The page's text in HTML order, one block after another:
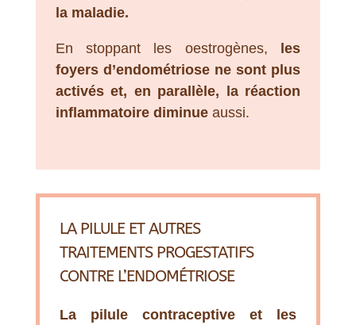
la maladie.
En stoppant les oestrogènes, les
foyers d’endométriose ne sont plus
activés et, en parallèle, la réaction
inflammatoire diminueaussi.
LA PILULE ET AUTRES
TRAITEMENTS PROGESTATIFS
CONTRE L’ENDOMÉTRIOSE
La pilule contraceptive et les